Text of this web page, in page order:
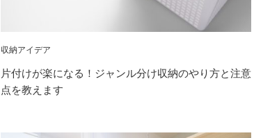
収納アイデア
片付けが楽になる！ジャンル分け収納のやり方と注意
点を教えます